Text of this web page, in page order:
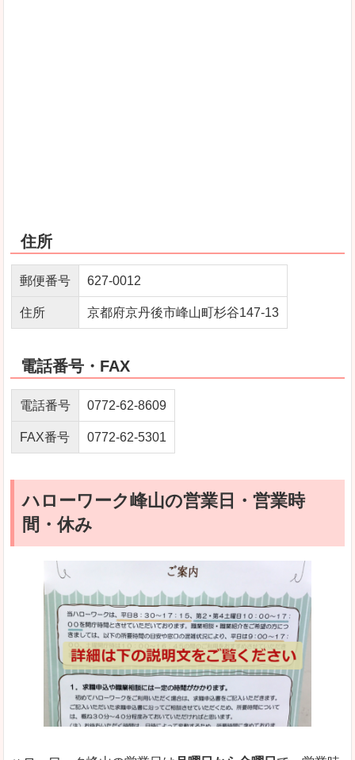
住所
郵便番号 627-0012
住所 京都府京丹後市峰山町杉谷147-13
電話番号・FAX
電話番号 0772-62-8609
FAX番号 0772-62-5301
ハローワーク峰山の営業日・営業時
間・休み